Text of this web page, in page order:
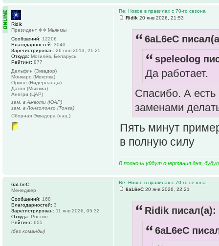
Re: Новое в правилах с 70-го сезона
Ridik 20 янв 2026, 21:53
6aL6eC
speleolog
Да работает.
Спасибо. А
заменами
Пять минут
в полную силу
В полночь уйдут очертания дня,
Ridik
Президент ФФ Мьянмы
Сообщений: 12206
Благодарностей: 3040
Зарегистрирован: 26 ноя 2013, 21:25
Откуда: Могилёв, Беларусь
Рейтинг: 877
Дельфин (Эквадор)
Монкаро (Мексика)
Орион (Нидерланды)
Дагон (Мьянма)
Анегри (ЦАР)
зам. в Амвоти (ЮАР)
зам. в Лонголонго (Тонга)
Сборная Эквадора (нац.)
Re: Новое в правилах с 70-го сезона
6aL6eC 20 янв 2026, 22:21
Ridik писал(а):
6aL6eC
6aL6eC
Менеджер
Сообщений: 168
Благодарностей: 3
Зарегистрирован: 11 янв 2026, 05:32
Откуда: Россия
Рейтинг: 605
(без команды)